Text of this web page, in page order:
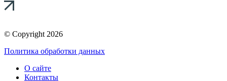
© Copyright 2026
Политика обработки данных
О сайте
Контакты